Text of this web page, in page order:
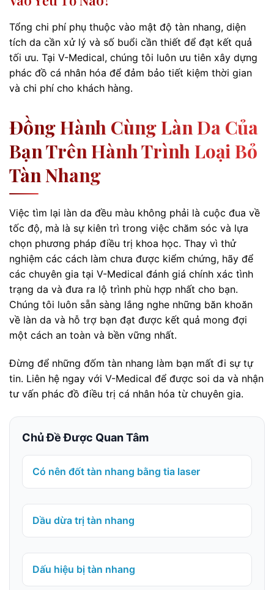
Tổng chi phí phụ thuộc vào mật độ tàn nhang, diện
tích da cần xử lý và số buổi cần thiết để đạt kết quả
tối ưu. Tại V-Medical, chúng tôi luôn ưu tiên xây dựng
phác đồ cá nhân hóa để đảm bảo tiết kiệm thời gian
và chi phí cho khách hàng.
Đồng Hành Cùng Làn Da Của
Bạn Trên Hành Trình Loại Bỏ
Tàn Nhang
Việc tìm lại làn da đều màu không phải là cuộc đua về
tốc độ, mà là sự kiên trì trong việc chăm sóc và lựa
chọn phương pháp điều trị khoa học. Thay vì thử
nghiệm các cách làm chưa được kiểm chứng, hãy để
các chuyên gia tại V-Medical đánh giá chính xác tình
trạng da và đưa ra lộ trình phù hợp nhất cho bạn.
Chúng tôi luôn sẵn sàng lắng nghe những băn khoăn
về làn da và hỗ trợ bạn đạt được kết quả mong đợi
một cách an toàn và bền vững nhất.
Đừng để những đốm tàn nhang làm bạn mất đi sự tự
tin. Liên hệ ngay với V-Medical để được soi da và nhận
tư vấn phác đồ điều trị cá nhân hóa từ chuyên gia.
Chủ Đề Được Quan Tâm
Có nên đốt tàn nhang bằng tia laser
Dầu dừa trị tàn nhang
Dấu hiệu bị tàn nhang